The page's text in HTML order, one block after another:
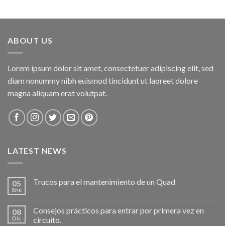
ABOUT US
Lorem ipsum dolor sit amet, consectetuer adipiscing elit, sed
diam nonummy nibh euismod tincidunt ut laoreet dolore
magna aliquam erat volutpat.
LATEST NEWS
05
Ene
Trucos para el mantenimiento de un Quad
08
Dic
Consejos prácticos para entrar por primera vez en
circuito.